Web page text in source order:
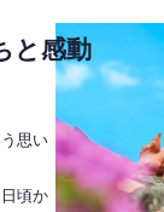
と感動
思い
頃か